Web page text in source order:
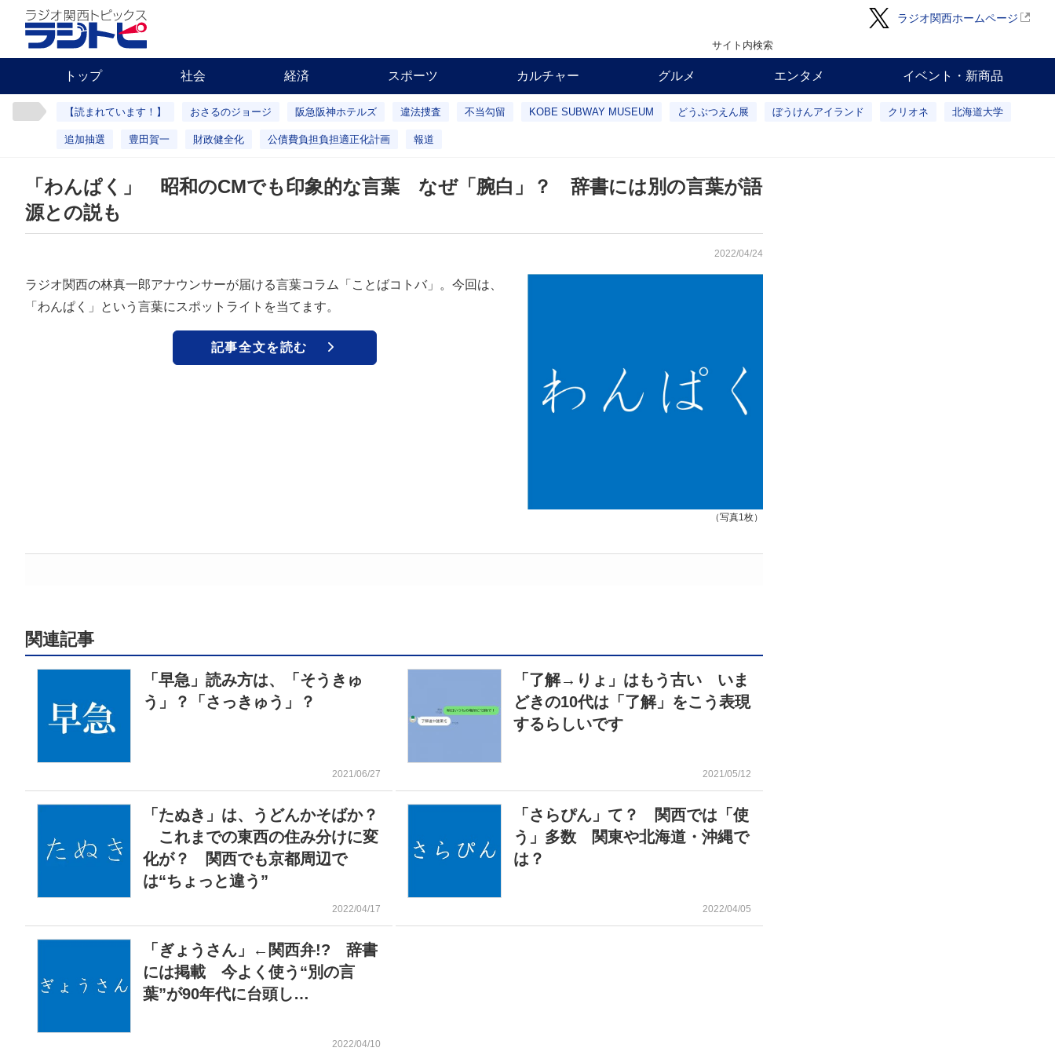
ラジオ関西ホームページ
サイト内検索
トップ 社会 経済 スポーツ カルチャー グルメ エンタメ イベント・新商品
【読まれています！】 おさるのジョージ 阪急阪神ホテルズ 違法捜査 不当勾留 KOBE SUBWAY MUSEUM どうぶつえん展 ぼうけんアイランド クリオネ 北海道大学
追加抽選 豊田賀一 財政健全化 公債費負担負担適正化計画 報道
「わんぱく」 昭和のCMでも印象的な言葉 なぜ「腕白」？ 辞書には別の言葉が語
源との説も
2022/04/24
（写真1枚）
ラジオ関西の林真一郎アナウンサーが届ける言葉コラム「ことばコトバ」。今回は、
「わんぱく」という言葉にスポットライトを当てます。
記事全文を読む
関連記事
「早急」読み方は、「そうきゅ
う」？「さっきゅう」？
2021/06/27
「了解→りょ」はもう古い いま
どきの10代は「了解」をこう表現
するらしいです
2021/05/12
「たぬき」は、うどんかそばか？
これまでの東西の住み分けに変
化が？ 関西でも京都周辺で
は“ちょっと違う”
2022/04/17
「さらぴん」て？ 関西では「使
う」多数 関東や北海道・沖縄で
は？
2022/04/05
「ぎょうさん」←関西弁!? 辞書
には掲載 今よく使う“別の言
葉”が90年代に台頭し…
2022/04/10